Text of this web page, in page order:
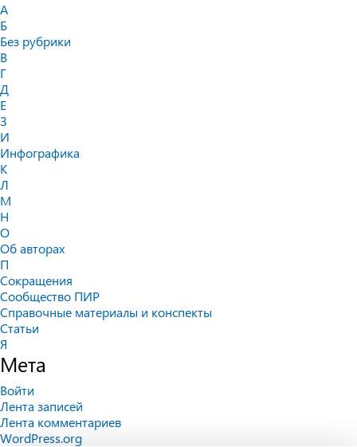
А
Б
Без рубрики
В
Г
Д
Е
З
И
Инфографика
К
Л
М
Н
О
Об авторах
П
Сокращения
Сообщество ПИР
Справочные материалы и конспекты
Статьи
Я
Мета
Войти
Лента записей
Лента комментариев
WordPress.org